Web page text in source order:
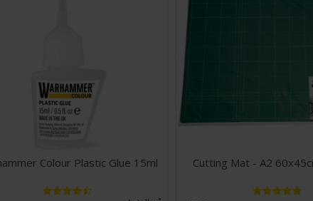
Colour Plastic Glue 15ml Cutting Mat - A2